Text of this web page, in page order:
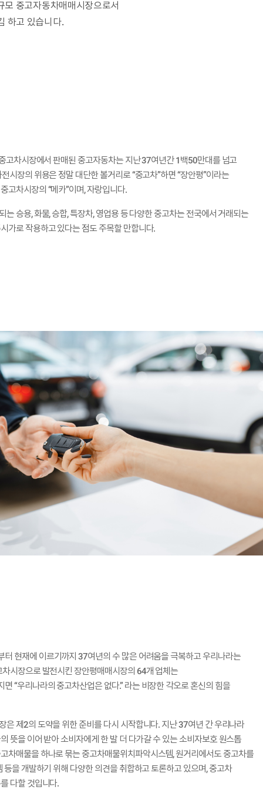
중고자동차매매시장으로서
하고 있습니다.
고차시장에서 판매된 중고자동차는 지난 37여년간 1백50만대를 넘고
시장의 위용은 정말 대단한 볼거리로 “중고차”하면 “장안평”이라는
고차시장의 “메카”이며, 자랑입니다.
는 승용, 화물, 승합, 특장차, 영업용 등 다양한 중고차는 전국에서 거래되는
가로 작용하고 있다는 점도 주목할 만합니다.
터 현재에 이르기까지 37여년의 수 많은 어려움을 극복하고 우리나라는
시장으로 발전시킨 장안평매매시장의 64개 업체는
“우리나라의 중고차산업은 없다.” 라는 비장한 각오로 혼신의 힘을
은 제2의 도약을 위한 준비를 다시 시작합니다. 지난 37여년 간 우리나라
뜻을 이어 받아 소비자에게 한 발 더 다가갈 수 있는 소비자보호 원스톱
차매물을 하나로 묶는 중고차매물위치파악시스템, 원거리에서도 중고차를
을 개발하기 위해 다양한 의견을 취합하고 토론하고 있으며, 중고차
다할 것입니다.